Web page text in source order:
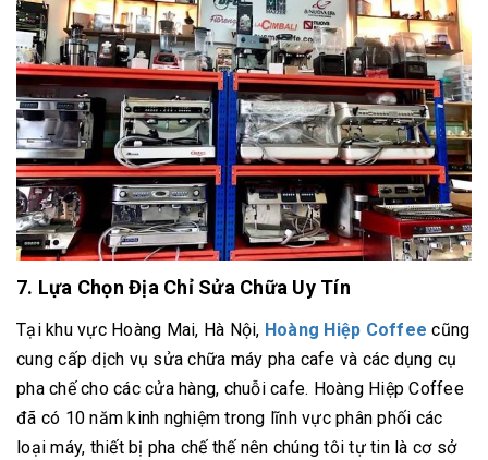
7. Lựa Chọn Địa Chỉ Sửa Chữa Uy Tín
Tại khu vực Hoàng Mai, Hà Nội, Hoàng Hiệp Coffee cũng
cung cấp dịch vụ sửa chữa máy pha cafe và các dụng cụ
pha chế cho các cửa hàng, chuỗi cafe. Hoàng Hiệp Coffee
đã có 10 năm kinh nghiệm trong lĩnh vực phân phối các
loại máy, thiết bị pha chế thế nên chúng tôi tự tin là cơ sở